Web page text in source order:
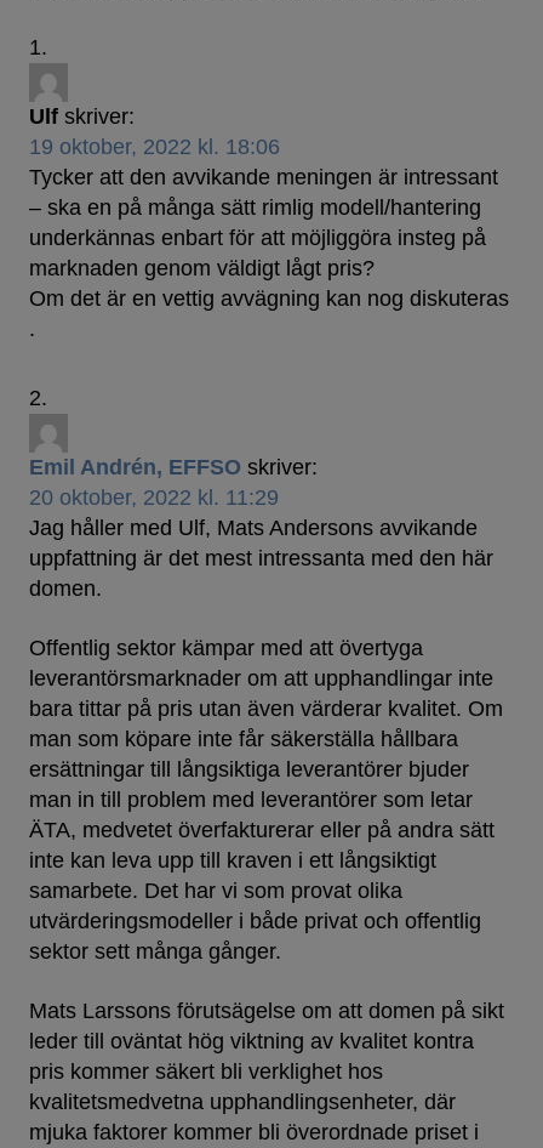
Ulf skriver:
19 oktober, 2022 kl. 18:06
Tycker att den avvikande meningen är intressant
– ska en på många sätt rimlig modell/hantering
underkännas enbart för att möjliggöra insteg på
marknaden genom väldigt lågt pris?
Om det är en vettig avvägning kan nog diskuteras
.
Emil Andrén, EFFSO skriver:
20 oktober, 2022 kl. 11:29
Jag håller med Ulf, Mats Andersons avvikande
uppfattning är det mest intressanta med den här
domen.
Offentlig sektor kämpar med att övertyga
leverantörsmarknader om att upphandlingar inte
bara tittar på pris utan även värderar kvalitet. Om
man som köpare inte får säkerställa hållbara
ersättningar till långsiktiga leverantörer bjuder
man in till problem med leverantörer som letar
ÄTA, medvetet överfakturerar eller på andra sätt
inte kan leva upp till kraven i ett långsiktigt
samarbete. Det har vi som provat olika
utvärderingsmodeller i både privat och offentlig
sektor sett många gånger.
Mats Larssons förutsägelse om att domen på sikt
leder till oväntat hög viktning av kvalitet kontra
pris kommer säkert bli verklighet hos
kvalitetsmedvetna upphandlingsenheter, där
mjuka faktorer kommer bli överordnade priset i